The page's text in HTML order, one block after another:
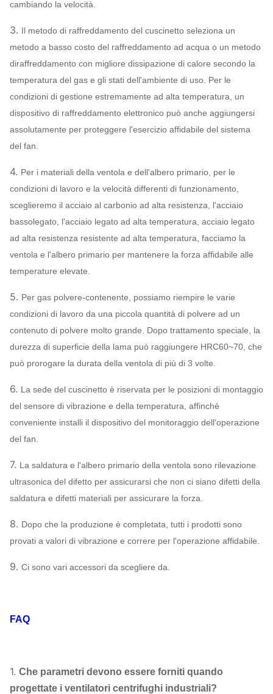
Fan del
ventilatore
Sistema
configurazione
Può
Intelaiatura,
cono della presa
Ammortizzatore
della presa
Q235, Q345,
SS304, SS316,
HG785, DB685…
Albero primario
45# acciaio
(acciaio per
costruzioni edili)
del carbonio ad
alta resistenza,
42CrMo, acciaio
Sopportare
FATICA, SKF, NSK,
ZWZ…
ventilatore
Facoltativo
Telaio base del sistema, selezione protettiva,
compensatore della conduttura del silenziatore,
dell'entrata & dello sbocco,
ammortizzatore, azionatore elettrico, isolatore
di scossa, accoppiamento del diaframma,
accoppiamento fluido, copertura della pioggia
sopraelevato ecc. del lubrificante.
cambiando la velocità.
3. Il metodo di raffreddamento del cuscinetto seleziona un
metodo a basso costo del raffreddamento ad acqua o un metodo
diraffreddamento con migliore dissipazione di calore secondo la
temperatura del gas e gli stati dell'ambiente di uso. Per le
condizioni di gestione estremamente ad alta temperatura, un
dispositivo di raffreddamento elettronico può anche aggiungersi
assolutamente per proteggere l'esercizio affidabile del sistema
del fan.
4. Per i materiali della ventola e dell'albero primario, per le
condizioni di lavoro e la velocità differenti di funzionamento,
sceglieremo il acciaio al carbonio ad alta resistenza, l'acciaio
bassolegato, l'acciaio legato ad alta temperatura, acciaio legato
ad alta resistenza resistente ad alta temperatura, facciamo la
ventola e l'albero primario per mantenere la forza affidabile alle
temperature elevate.
5. Per gas polvere-contenente, possiamo riempire le varie
condizioni di lavoro da una piccola quantità di polvere ad un
contenuto di polvere molto grande. Dopo trattamento speciale, la
durezza di superficie della lama può raggiungere HRC60~70, che
può prorogare la durata della ventola di più di 3 volte.
6. La sede del cuscinetto è riservata per le posizioni di montaggio
del sensore di vibrazione e della temperatura, affinchè
conveniente installi il dispositivo del monitoraggio dell'operazione
del fan.
7. La saldatura e l'albero primario della ventola sono rilevazione
ultrasonica del difetto per assicurarsi che non ci siano difetti della
saldatura e difetti materiali per assicurare la forza.
8. Dopo che la produzione è completata, tutti i prodotti sono
provati a valori di vibrazione e correre per l'operazione affidabile.
9. Ci sono vari accessori da scegliere da.
FAQ
1. Che parametri devono essere forniti quando
progettate i ventilatori centrifughi industriali?